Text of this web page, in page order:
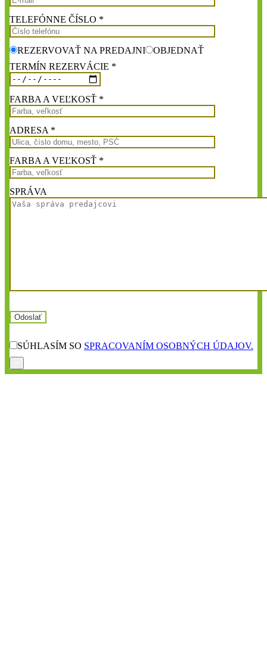
TELEFÓNNE ČÍSLO *
REZERVOVAŤ NA PREDAJNI
OBJEDNAŤ
TERMÍN REZERVÁCIE *
FARBA A VEĽKOSŤ *
ADRESA *
FARBA A VEĽKOSŤ *
SPRÁVA
SÚHLASÍM SO SPRACOVANÍM OSOBNÝCH ÚDAJOV.